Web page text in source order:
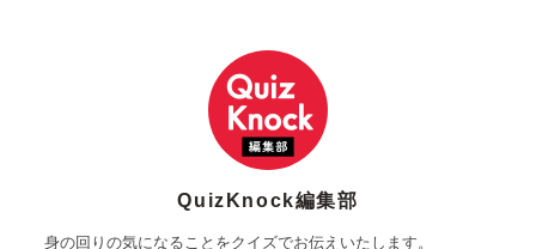
QuizKnock編集部
身の回りの気になることをクイズでお伝えいたします。